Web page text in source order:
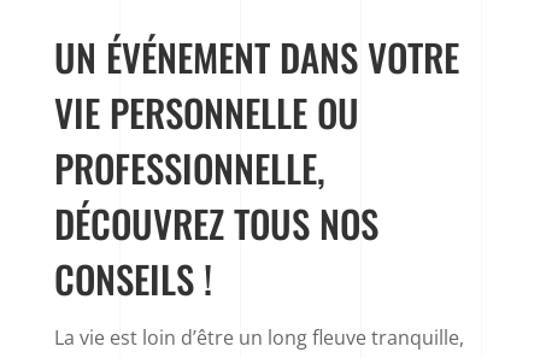
UN ÉVÉNEMENT DANS VOTRE
VIE PERSONNELLE OU
PROFESSIONNELLE,
DÉCOUVREZ TOUS NOS
CONSEILS !
La vie est loin d’être un long fleuve tranquille,